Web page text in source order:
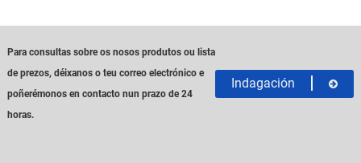
Para consultas sobre os nosos produtos ou lista
de prezos, déixanos o teu correo electrónico e
poñerémonos en contacto nun prazo de 24
horas.
Indagación